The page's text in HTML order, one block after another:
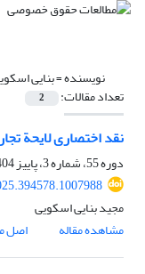
نویسنده =بنایی
تعداد مقالات: 2
نقد اختصاری لایحة تجارت
دوره 55، شماره 3، پاییز 1404، صفحه
مجید بنایی اسکویی
مشاهده مقاله
اصل